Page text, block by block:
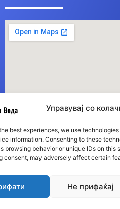
Управувај со
best experiences, we use
information. Consenting to these
browsing behavior or unique IDs on this
consent, may adversely affect certain
Не прифаќај